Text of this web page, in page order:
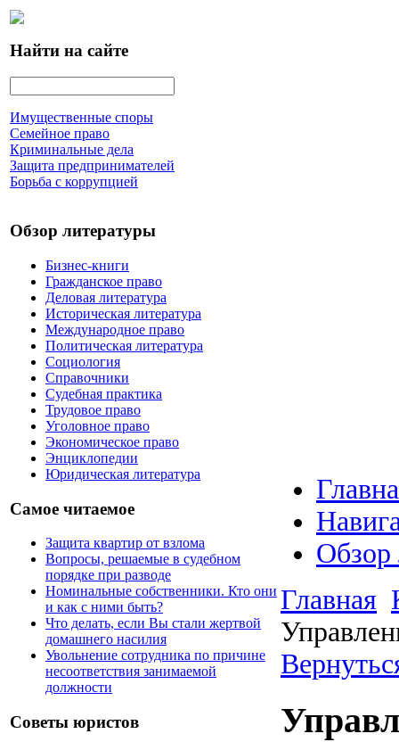
Найти на сайте
Имущественные споры
Семейное право
Криминальные дела
Защита предпринимателей
Борьба с коррупцией
Обзор литературы
Бизнес-книги
Гражданское право
Деловая литература
Историческая литература
Международное право
Политическая литература
Социология
Справочники
Судебная практика
Трудовое право
Уголовное право
Экономическое право
Энциклопедии
Юридическая литература
Самое читаемое
Защита квартир от взлома
Вопросы, решаемые в судебном
порядке при разводе
Номинальные собственники. Кто они
и как с ними быть?
Что делать, если Вы стали жертвой
домашнего насилия
Увольнение сотрудника по причине
несоответствия занимаемой
должности
Советы юристов
Обзор
Главная